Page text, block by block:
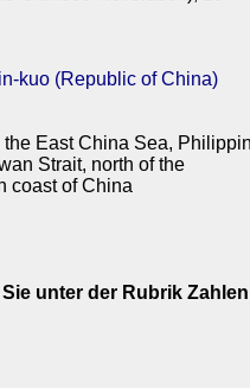
kuo (Republic of China)
East China Sea,
Strait, north of the
coast of China
unter der Rubrik Zahlen